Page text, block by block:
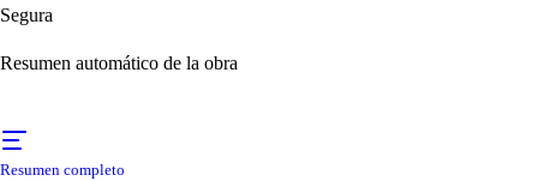
Segura
Resumen automático de la obra
Resumen completo